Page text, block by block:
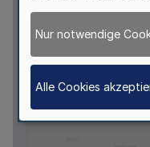
Nur notwendige
Alle Cookies